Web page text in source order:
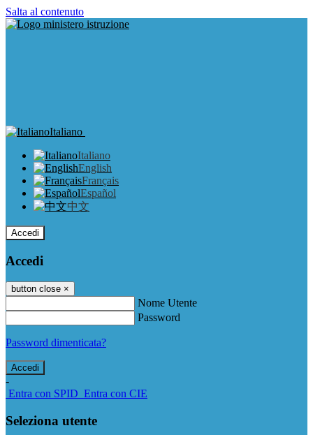
Salta al contenuto
Italiano
Italiano
English
Français
Español
中文
Accedi
Accedi
button close ×
Nome Utente
Password
Password dimenticata?
-
Entra con SPID Entra con CIE
Seleziona utente